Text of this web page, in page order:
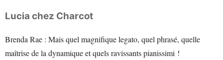
Lucia chez Charcot
Brenda Rae : Mais quel magnifique legato, quel phrasé, quelle
maîtrise de la dynamique et quels ravissants pianissimi !